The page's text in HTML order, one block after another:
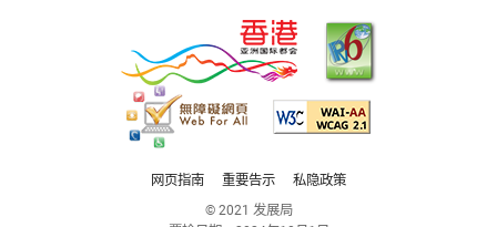
网页指南 重要告示
私隐政策
© 2021 发展局